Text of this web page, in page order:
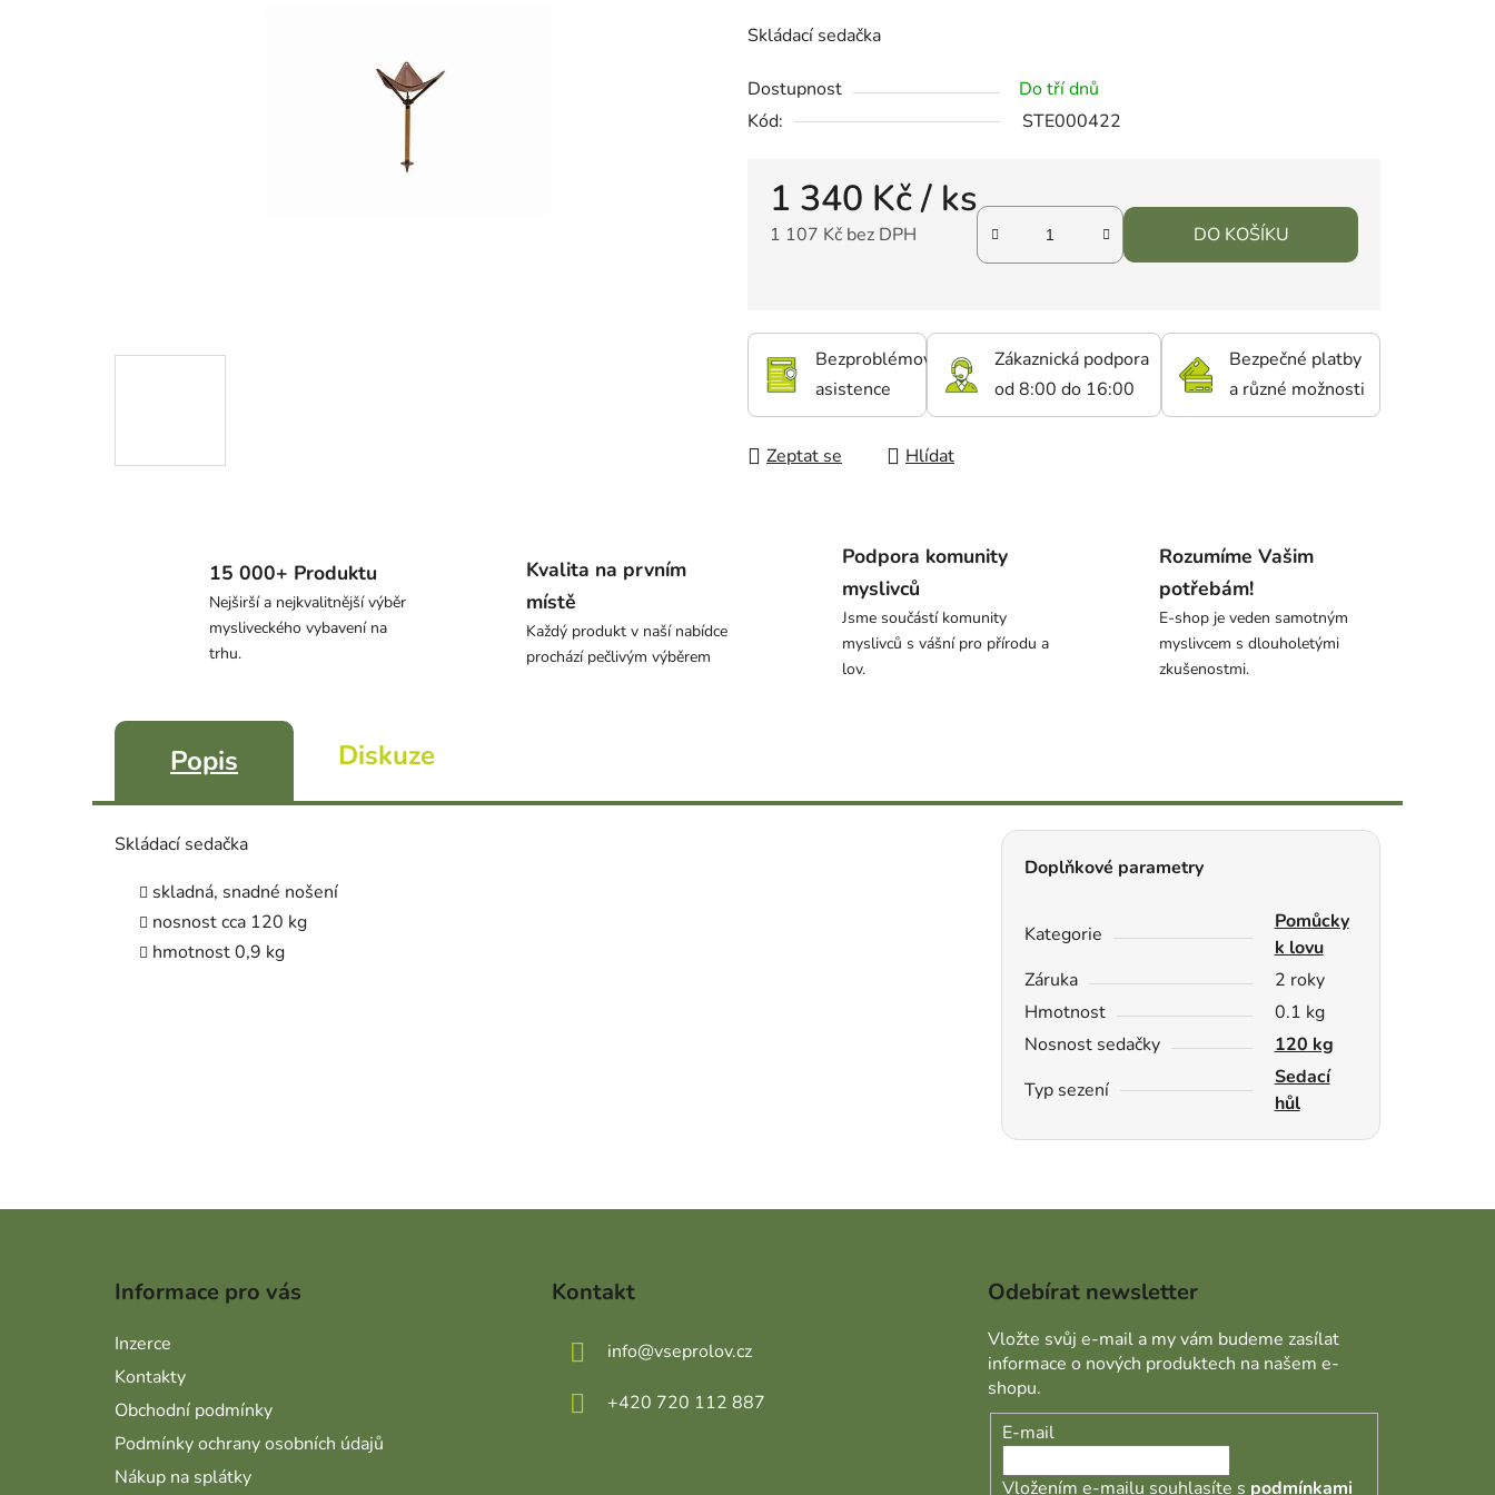
Skládací sedačka
Dostupnost
Do tří dnů
Kód:
STE000422
1 340 Kč/ ks
1 107 Kč bez DPH DO KOŠÍKU
Bezproblémová
asistence
Zákaznická podpora
od 8:00 do 16:00
Bezpečné platby
a různé možnosti
Zeptat se Hlídat
15 000+ Produktu
Nejširší a nejkvalitnější výběr
mysliveckého vybavení na
trhu.
Kvalita na prvním
místě
Každý produkt v naší nabídce
prochází pečlivým výběrem
Podpora komunity
myslivců
Jsme součástí komunity
myslivců s vášní pro přírodu a
lov.
Rozumíme Vašim
potřebám!
E-shop je veden samotným
myslivcem s dlouholetými
zkušenostmi.
Popis Diskuze
Skládací sedačka
skladná, snadné nošení
nosnost cca 120 kg
hmotnost 0,9 kg
Doplňkové parametry
Kategorie
Pomůcky
k lovu
Záruka
2 roky
Hmotnost
0.1 kg
Nosnost sedačky
120 kg
Typ sezení
Sedací
hůl
Informace pro vás
Inzerce
Kontakty
Obchodní podmínky
Podmínky ochrany osobních údajů
Nákup na splátky
Kontakt
info@vseprolov.cz
+420 720 112 887
Odebírat newsletter
Vložte svůj e-mail a my vám budeme zasílat
informace o nových produktech na našem e-
shopu.
E-mail
Vložením e-mailu souhlasíte s podmínkami